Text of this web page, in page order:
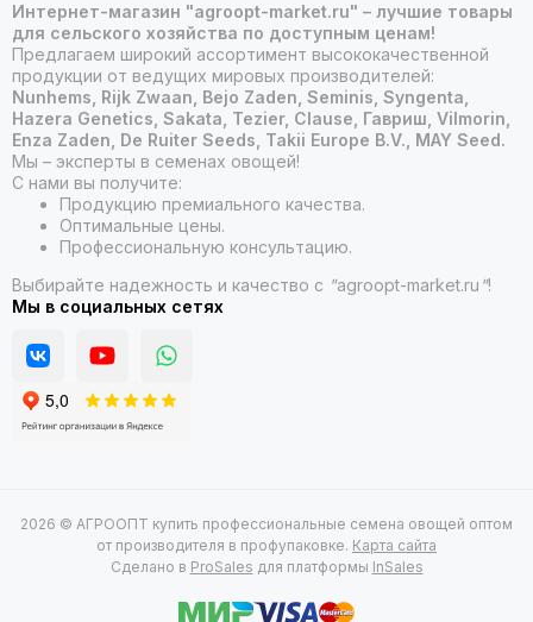
Интернет-магазин "agroopt-market.ru" – лучшие товары
для сельского хозяйства по доступным ценам!
Предлагаем широкий ассортимент высококачественной
продукции от ведущих мировых производителей:
Nunhems, Rijk Zwaan, Bejo Zaden, Seminis, Syngenta,
Hazera Genetics, Sakata, Tezier, Clause, Гавриш, Vilmorin,
Enza Zaden, De Ruiter Seeds, Takii Europe B.V., MAY Seed.
Мы – эксперты в семенах овощей!
С нами вы получите:
Продукцию премиального качества.
Оптимальные цены.
Профессиональную консультацию.
Выбирайте надежность и качество с "agroopt-market.ru "!
Мы в социальных сетях
2026 © АГРООПТ купить профессиональные семена овощей оптом
от производителя в профупаковке. Карта сайта
Сделано в ProSales для платформы InSales